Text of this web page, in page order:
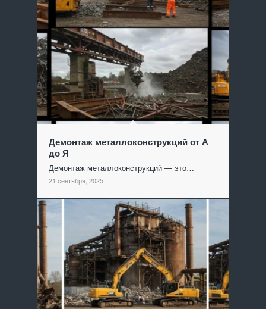
Демонтаж металлоконструкций от А
до Я
Демонтаж металлоконструкций — это…
21 сентября, 2025